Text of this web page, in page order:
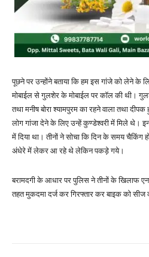
पूछने पर उन्होंने बताया कि हम इस गांजे को लेने के
मोबाईल से गुलशेर के मोबाईल पर कॉल की थी।
तथा मनीष बोरा श्यामपुरम का रहने वाला तथा
लोग गांजा देने के लिए उन्हें कुण्डेश्वरी में मिले थे।
में दिया था। तीनों ने सोचा कि दिन के समय
अंधेरे में लेकर आ रहे थे लेकिन पकड़े गये।
बरामदगी के आधार पर पुलिस ने तीनों के खिलाफ
तहत मुकदमा दर्ज कर गिरफ्तार कर बाइक को सीज